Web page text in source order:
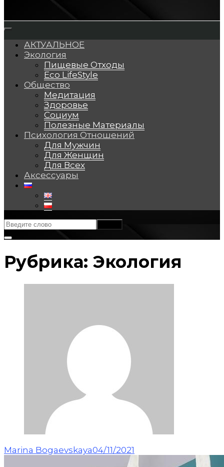
АКТУАЛЬНОЕ
Экология
Пищевые Отходы
Eco LifeStyle
Общество
Медитация
Здоровье
Социум
Полезные Материалы
Психология Отношений
Для Мужчин
Для Женщин
Для Всех
Аксессуары
Рубрика: Экология
Marina Bogaevskaya04/11/2021